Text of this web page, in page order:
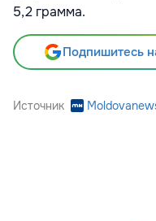
5,2 грамма.
Подпишитесь
Источник